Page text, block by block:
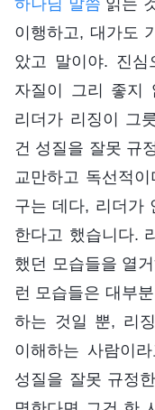
이행하고, 대가도
았고 말이야. 진심
자질이 그리 좋지
리더가 리징이 그
건 성질을 잘못 규
교만하고 독선적
구는 데다, 리더가
한다고 했습니다.
했던 모습들을 열
런 모습들은 대부
하는 것일 뿐, 리
이해하는 사람이
성질을 잘못 규정